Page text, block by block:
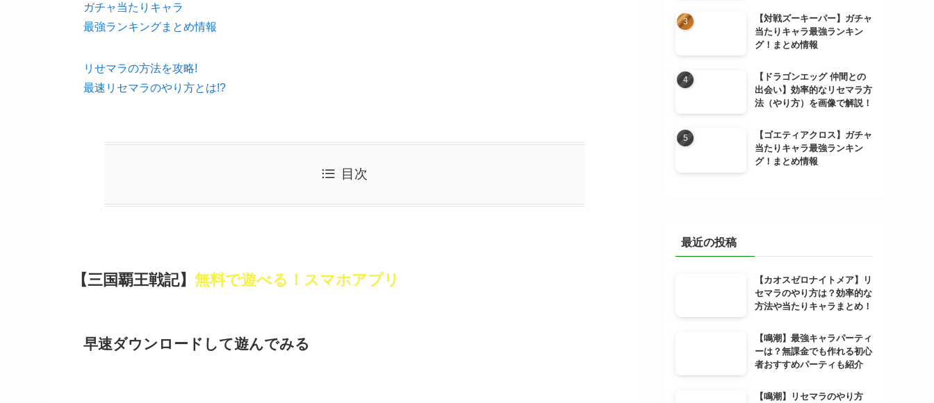
ガチャ当たりキャラ
最強ランキングまとめ情報
リせマラの方法を攻略!
最速リセマラのやり方とは!?
目次
【三国覇王戦記】 無料で遊べる！スマホアプリ
早速ダウンロードして遊んでみる
【対戦ズーキーパー】ガチャ
当たりキャラ最強ランキン
グ！まとめ情報
【ドラゴンエッグ 仲間との
出会い】効率的なリセマラ方
法（やり方）を画像で解説！
【ゴエティアクロス】ガチャ
当たりキャラ最強ランキン
グ！まとめ情報
最近の投稿
【カオスゼロナイトメア】リ
セマラのやり方は？効率的な
方法や当たりキャラまとめ！
【鳴潮】最強キャラパーティ
ーは？無課金でも作れる初心
者おすすめパーティも紹介
【鳴潮】リセマラのやり方